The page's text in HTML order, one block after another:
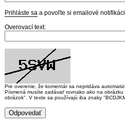
Prihláste sa a povoľte si emailové
Overovací text:
Pre overenie, že komentár sa nepridáva
Písmená musíte zadávať rovnako ako na
obrázok". V texte sa používajú iba znaky